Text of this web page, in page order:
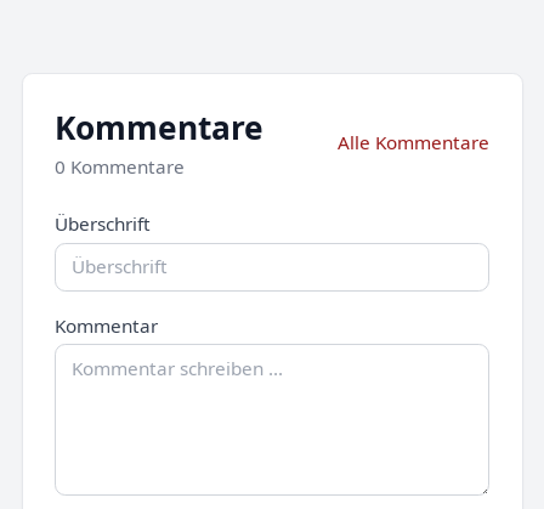
Kommentare
0 Kommentare
Alle Kommentare
Überschrift
Kommentar